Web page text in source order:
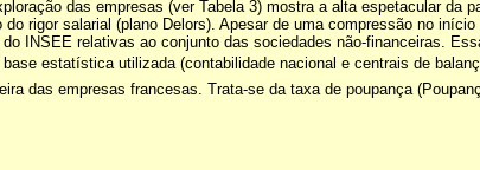
das empresas (ver Tabela 3) mostra a alta espetacular
rigor salarial (plano Delors). Apesar de uma compressão no
INSEE relativas ao conjunto das sociedades não-financeiras.
estatística utilizada (contabilidade nacional e centrais de
das empresas francesas. Trata-se da taxa de poupança